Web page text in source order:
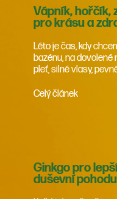
Vápník, hořčík,
pro krásu a
Léto je čas, kdy
bazénu, na dovolené
pleť, silné vlasy,
Celý článek
Ginkgo pro
duševní